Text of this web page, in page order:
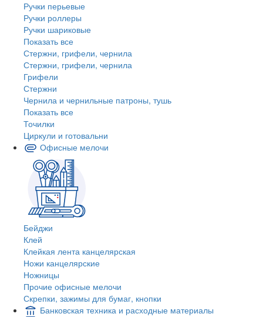
Ручки перьевые
Ручки роллеры
Ручки шариковые
Показать все
Стержни, грифели, чернила
Стержни, грифели, чернила
Грифели
Стержни
Чернила и чернильные патроны, тушь
Показать все
Точилки
Циркули и готовальни
Офисные мелочи
Бейджи
Клей
Клейкая лента канцелярская
Ножи канцелярские
Ножницы
Прочие офисные мелочи
Скрепки, зажимы для бумаг, кнопки
Банковская техника и расходные материалы